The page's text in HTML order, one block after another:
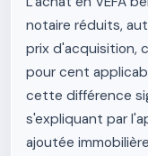
notaire réduits,
prix d'acquisition,
pour cent
cette différence
s'expliquant par
ajoutée